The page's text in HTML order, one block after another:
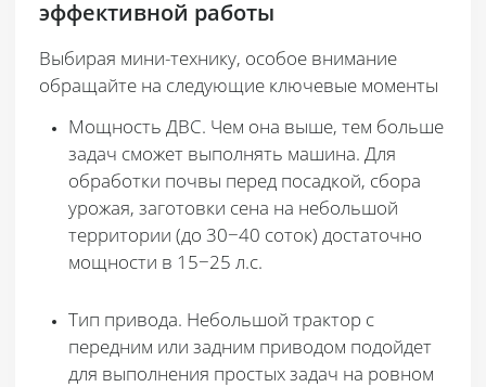
эффективной работы
Выбирая мини-технику, особое внимание
обращайте на следующие ключевые моменты
Мощность ДВС. Чем она выше, тем больше
задач сможет выполнять машина. Для
обработки почвы перед посадкой, сбора
урожая, заготовки сена на небольшой
территории (до 30−40 соток) достаточно
мощности в 15−25 л.с.
Тип привода. Небольшой трактор с
передним или задним приводом подойдет
для выполнения простых задач на ровном